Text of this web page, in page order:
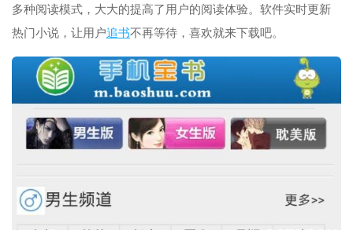
多种阅读模式，大大的提高了用户的阅读体验。软件实时更新
热门小说，让用户追书不再等待，喜欢就来下载吧。